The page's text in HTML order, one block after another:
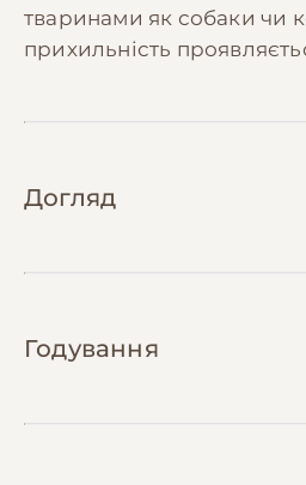
тваринами як собаки чи
прихильність
Догляд
специфічних умов
повинен бути просторим,
температурним режимом
Годування